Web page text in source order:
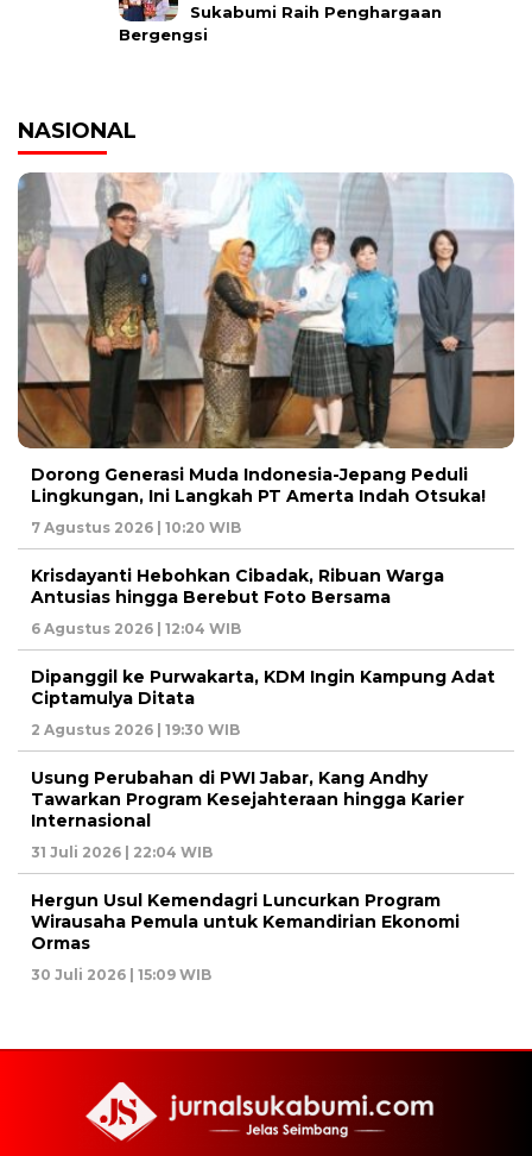
Sukabumi Raih Penghargaan
Bergengsi
NASIONAL
Dorong Generasi Muda Indonesia-Jepang Peduli
Lingkungan, Ini Langkah PT Amerta Indah Otsuka!
7 Agustus 2026 | 10:20 WIB
Krisdayanti Hebohkan Cibadak, Ribuan Warga
Antusias hingga Berebut Foto Bersama
6 Agustus 2026 | 12:04 WIB
Dipanggil ke Purwakarta, KDM Ingin Kampung Adat
Ciptamulya Ditata
2 Agustus 2026 | 19:30 WIB
Usung Perubahan di PWI Jabar, Kang Andhy
Tawarkan Program Kesejahteraan hingga Karier
Internasional
31 Juli 2026 | 22:04 WIB
Hergun Usul Kemendagri Luncurkan Program
Wirausaha Pemula untuk Kemandirian Ekonomi
Ormas
30 Juli 2026 | 15:09 WIB